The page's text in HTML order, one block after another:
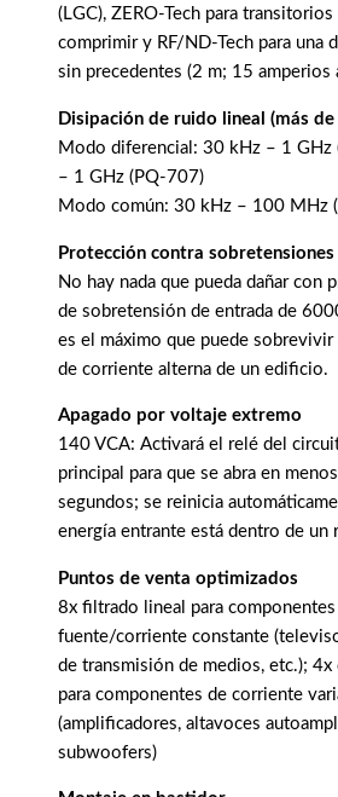
(LGC), ZERO-Tech para
comprimir y RF/ND-Tech para una
sin precedentes (2 m; 15 amperios
Disipación de ruido lineal (más
Modo diferencial: 30 kHz – 1 GHz
– 1 GHz (PQ-707)
Modo común: 30 kHz – 100 MHz
Protección contra
No hay nada que pueda dañar con
de sobretensión de entrada de
es el máximo que puede
de corriente alterna de un edificio.
Apagado por voltaje extremo
140 VCA: Activará el relé del
principal para que se abra en
segundos; se reinicia
energía entrante está dentro de un
Puntos de venta optimizados
8x filtrado lineal para componentes
fuente/corriente constante
de transmisión de medios, etc.);
para componentes de corriente
(amplificadores, altavoces
subwoofers)